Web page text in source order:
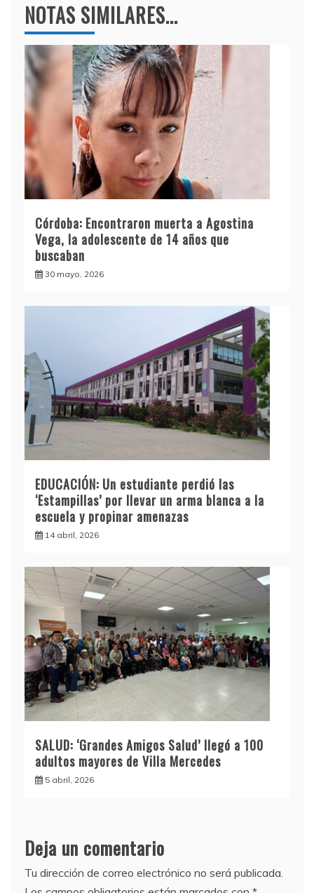
NOTAS SIMILARES...
Córdoba: Encontraron muerta a Agostina
Vega, la adolescente de 14 años que
buscaban
30 mayo, 2026
EDUCACIÓN: Un estudiante perdió las
‘Estampillas’ por llevar un arma blanca a la
escuela y propinar amenazas
14 abril, 2026
SALUD: ‘Grandes Amigos Salud’ llegó a 100
adultos mayores de Villa Mercedes
5 abril, 2026
Deja un comentario
Tu dirección de correo electrónico no será publicada.